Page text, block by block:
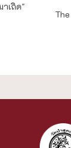
เถิด"